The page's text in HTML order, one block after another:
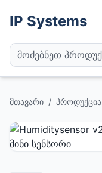
IP Systems
მთავარი / პროდუქცია